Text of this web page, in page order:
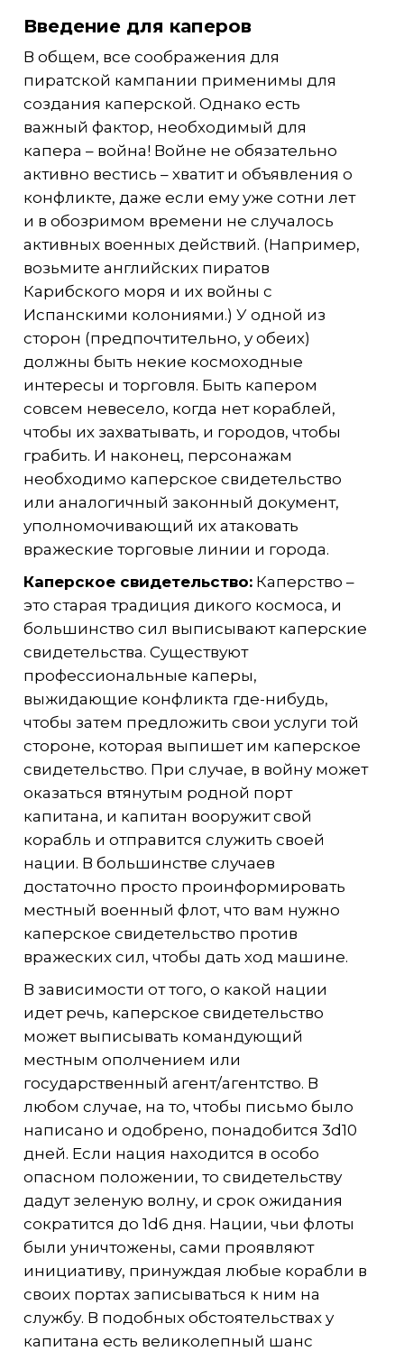
Введение для каперов
В общем, все соображения для
пиратской кампании применимы для
создания каперской. Однако есть
важный фактор, необходимый для
капера – война! Войне не обязательно
активно вестись – хватит и объявления о
конфликте, даже если ему уже сотни лет
и в обозримом времени не случалось
активных военных действий. (Например,
возьмите английских пиратов
Карибского моря и их войны с
Испанскими колониями.) У одной из
сторон (предпочтительно, у обеих)
должны быть некие космоходные
интересы и торговля. Быть капером
совсем невесело, когда нет кораблей,
чтобы их захватывать, и городов, чтобы
грабить. И наконец, персонажам
необходимо каперское свидетельство
или аналогичный законный документ,
уполномочивающий их атаковать
вражеские торговые линии и города.
Каперское свидетельство:Каперство –
это старая традиция дикого космоса, и
большинство сил выписывают каперские
свидетельства. Существуют
профессиональные каперы,
выжидающие конфликта где-нибудь,
чтобы затем предложить свои услуги той
стороне, которая выпишет им каперское
свидетельство. При случае, в войну может
оказаться втянутым родной порт
капитана, и капитан вооружит свой
корабль и отправится служить своей
нации. В большинстве случаев
достаточно просто проинформировать
местный военный флот, что вам нужно
каперское свидетельство против
вражеских сил, чтобы дать ход машине.
В зависимости от того, о какой нации
идет речь, каперское свидетельство
может выписывать командующий
местным ополчением или
государственный агент/агентство. В
любом случае, на то, чтобы письмо было
написано и одобрено, понадобится 3d10
дней. Если нация находится в особо
опасном положении, то свидетельству
дадут зеленую волну, и срок ожидания
сократится до 1d6 дня. Нации, чьи флоты
были уничтожены, сами проявляют
инициативу, принуждая любые корабли в
своих портах записываться к ним на
службу. В подобных обстоятельствах у
капитана есть великолепный шанс